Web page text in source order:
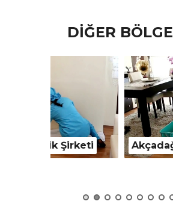
DİĞER
Akçadağ Temizlik